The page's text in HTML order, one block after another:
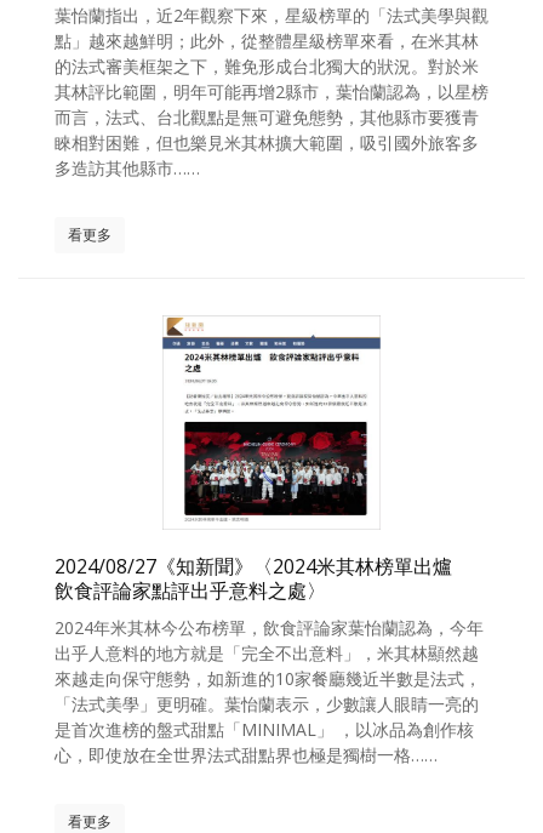
餐桌週記
享樂隨手拍
照相簿
影音區
訂閱電子報
葉怡蘭指出，近2年觀察下來，星級榜單的「法式美學與觀
點」越來越鮮明；此外，從整體星級榜單來看，在米其林
的法式審美框架之下，難免形成台北獨大的狀況。對於米
其林評比範圍，明年可能再增2縣市，葉怡蘭認為，以星榜
而言，法式、台北觀點是無可避免態勢，其他縣市要獲青
睞相對困難，但也樂見米其林擴大範圍，吸引國外旅客多
多造訪其他縣市……
看更多
2024/08/27《知新聞》〈2024米其林榜單出爐
飲食評論家點評出乎意料之處〉
2024年米其林今公布榜單，飲食評論家葉怡蘭認為，今年
出乎人意料的地方就是「完全不出意料」，米其林顯然越
來越走向保守態勢，如新進的10家餐廳幾近半數是法式，
「法式美學」更明確。葉怡蘭表示，少數讓人眼睛一亮的
是首次進榜的盤式甜點「MINIMAL」 ，以冰品為創作核
心，即使放在全世界法式甜點界也極是獨樹一格……
看更多